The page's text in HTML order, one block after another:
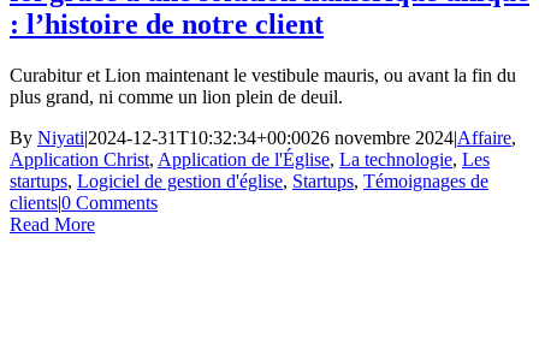
: l’histoire de notre client
Curabitur et Lion maintenant le vestibule mauris, ou avant la fin du
plus grand, ni comme un lion plein de deuil.
By Niyati|2024-12-31T10:32:34+00:0026 novembre 2024|Affaire,
Application Christ, Application de l'Église, La technologie, Les
startups, Logiciel de gestion d'église, Startups, Témoignages de
clients|0 Comments
Read More